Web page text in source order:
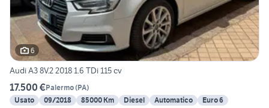
6
Audi A3 8V.2 2018 1.6 TDi 115 cv
17.500 €Palermo(PA)
Usato
09/2018 85000 Km Diesel Automatico
Euro 6